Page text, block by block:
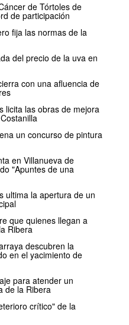
de Tórtoles de
de participación
fija las normas de la
del precio de la uva en
con una afluencia de
licita las obras de mejora
un concurso de pintura
en Villanueva de
"Apuntes de una
ultima la apertura de un
que quienes llegan a
Ribera
descubren la
en el yacimiento de
para atender un
de la Ribera
crítico" de la